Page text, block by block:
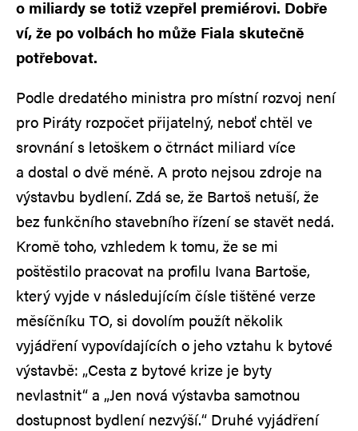
o miliardy se totiž vzepřel premiérovi. Dobře
ví, že po volbách ho může Fiala skutečně
potřebovat.
Podle dredatého ministra pro místní rozvoj není
pro Piráty rozpočet přijatelný, neboť chtěl ve
srovnání s letoškem o čtrnáct miliard více
a dostal o dvě méně. A proto nejsou zdroje na
výstavbu bydlení. Zdá se, že Bartoš netuší, že
bez funkčního stavebního řízení se stavět nedá.
Kromě toho, vzhledem k tomu, že se mi
poštěstilo pracovat na profilu Ivana Bartoše,
který vyjde v následujícím čísle tištěné verze
měsíčníku TO, si dovolím použít několik
vyjádření vypovídajících o jeho vztahu k bytové
výstavbě: „Cesta z bytové krize je byty
nevlastnit“ a „Jen nová výstavba samotnou
dostupnost bydlení nezvýší.“ Druhé vyjádření